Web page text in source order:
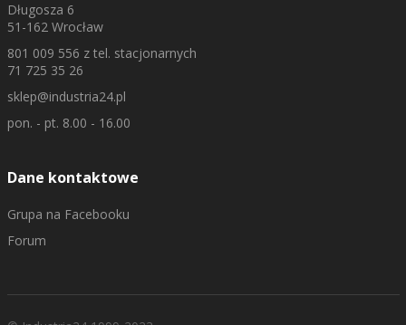
Długosza 6
51-162 Wrocław
801 009 556 z tel. stacjonarnych
71 725 35 26
sklep@industria24.pl
pon. - pt. 8.00 - 16.00
Dane kontaktowe
Grupa na Facebooku
Forum